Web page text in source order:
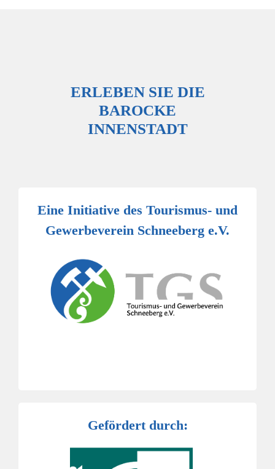
ERLEBEN SIE DIE
BAROCKE
INNENSTADT
Eine Initiative des Tourismus- und
Gewerbeverein Schneeberg e.V.
Gefördert durch: